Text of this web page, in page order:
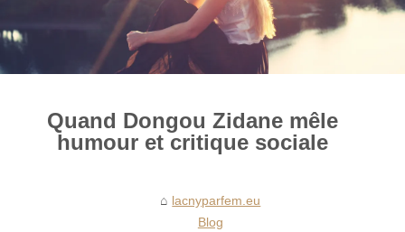
Quand Dongou Zidane mêle
humour et critique sociale
lacnyparfem.eu
Blog